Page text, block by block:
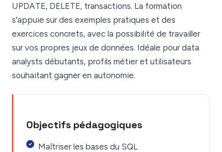
UPDATE, DELETE, transactions. La formation
s’appuie sur des exemples pratiques et des
exercices concrets, avec la possibilité de travailler
sur vos propres jeux de données. Idéale pour data
analysts débutants, profils métier et utilisateurs
souhaitant gagner en autonomie.
Objectifs pédagogiques
Maîtriser les bases du SQL